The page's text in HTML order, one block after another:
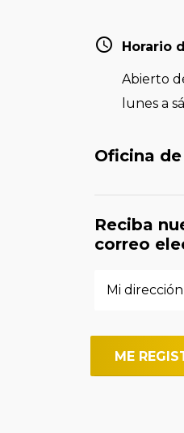
Horario
Abierto
lunes a
Oficina
Reciba
correo